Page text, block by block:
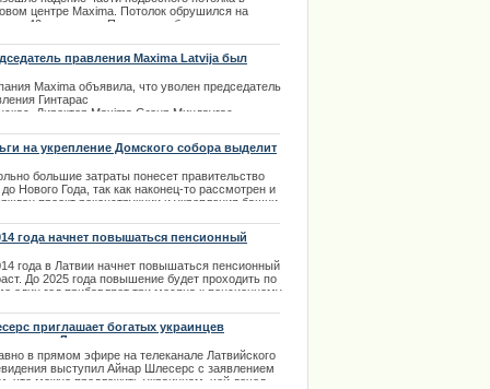
извинилось за нарушение
центре Maxima. Потолок обрушился на
40 кв.метров. Пресс-служба
нет. | 16.01.2014правления Maxima Latvija был
Maxima объявила, что уволен председатель
Гинтарас
Директор Maxima Group Миндаугас
решение акционеров группы было вызвано
тяжелому
правления Maxima
Гинтараса Ясинскаса.
на укрепление Домского собора выделит
большие затраты понесет правительство
Нового Года, так как наконец-то рассмотрен и
проект реконструкции и укрепления башни
здание нуждается в срочном ремонте.
года начнет повышаться пенсионный
года в Латвии начнет повышаться пенсионный
До 2025 года повышение будет проходить по
один год прибавляет три месяца к пенсионному
65 лет.
приглашает богатых украинцев
в Латвию
в прямом эфире на телеканале Латвийского
выступил Айнар Шлесерс с заявлением
что можно предложить украинцам, чей доход